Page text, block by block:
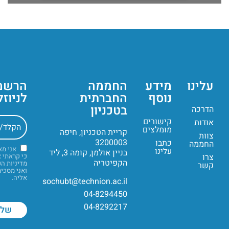
עלינו
הדרכה
אודות
צוות
החממה
צרו
קשר
מידע
נוסף
קישורים
מומלצים
כתבו
עלינו
החממה
החברתית
בטכניון
קריית הטכניון, חיפה
3200003
בניין אולמן, קומה 3, ליד
הקפיטריה
sochubt@technion.ac.il
04-8294450
04-8292217
אני
כי
מדיניות
ואני
אליה.